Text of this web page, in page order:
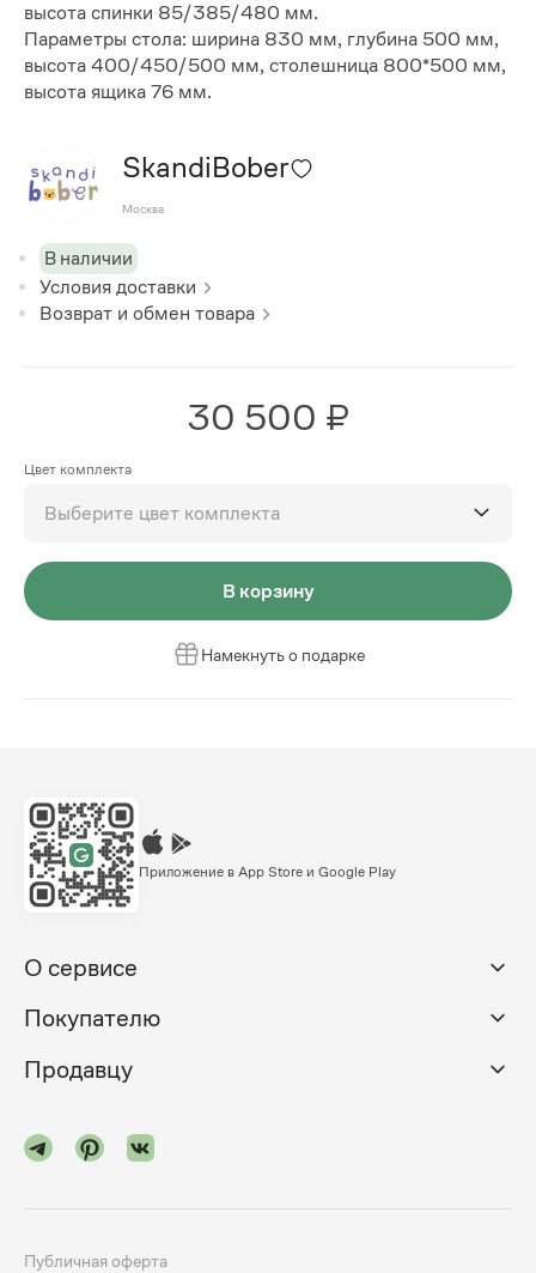
высота спинки 85/385/480 мм.
Параметры стола: ширина 830 мм, глубина 500 мм,
высота 400/450/500 мм, столешница 800*500 мм,
высота ящика 76 мм.
SkandiBober
Москва
В наличии
Условия доставки
Возврат и обмен товара
30 500 ₽
Цвет комплекта
Выберите цвет комплекта
В корзину
Намекнуть о подарке
Приложение в App Store и Google Play
О сервисе
Покупателю
Продавцу
Публичная оферта